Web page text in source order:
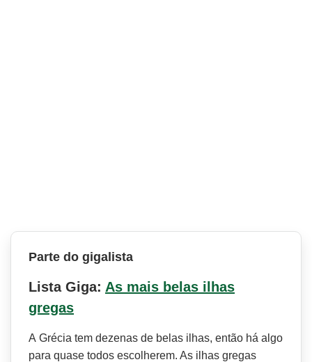
Parte do gigalista
Lista Giga: As mais belas ilhas
gregas
A Grécia tem dezenas de belas ilhas, então há algo
para quase todos escolherem. As ilhas gregas